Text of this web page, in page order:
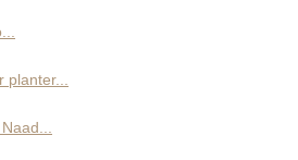
planter...